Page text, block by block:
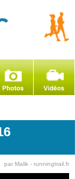
par Malik - runningtrail.fr